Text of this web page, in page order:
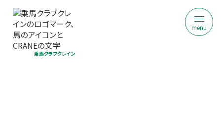
乗馬クラブクレイン
menu